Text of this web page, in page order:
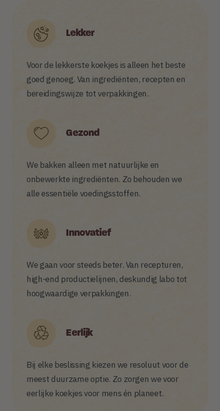
Lekker
Voor de lekkerste koekjes is alleen het beste
goed genoeg. Van ingrediënten, recepten en
bereidingswijze tot verpakkingen.
Gezond
We bakken alleen met natuurlijke en
onbewerkte ingrediënten. Zo behouden we
alle essentiële voedingsstoffen.
Innovatief
We gaan voor steeds beter. Van recepturen,
high-end productielijnen, deskundig labo tot
hoogwaardige verpakkingen.
Eerlijk
Bij elke beslissing kiezen we resoluut voor de
meest duurzame optie. Zo zorgen we voor
eerlijke koekjes voor mens én planeet.